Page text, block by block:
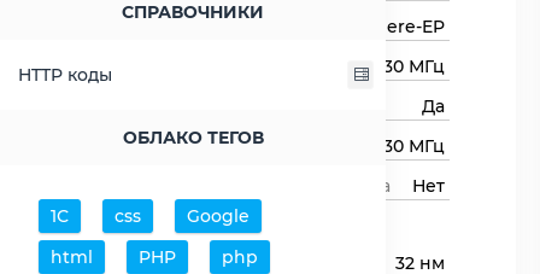
СПРАВОЧНИКИ
HTTP коды
ОБЛАКО ТЕГОВ
1С css
Google
html
PHP
php
Westmere-EP
Базовая частота
2930 МГц
Да
Максимальная частота
3330 МГц
Свободный множитель процессора
Нет
Процессор
Технологический процесс
32 нм